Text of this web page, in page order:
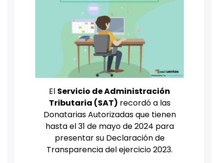
El Servicio de Administración
Tributaria (SAT) recordó a las
Donatarias Autorizadas que tienen
hasta el 31 de mayo de 2024 para
presentar su Declaración de
Transparencia del ejercicio 2023.